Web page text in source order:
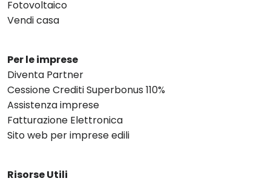
Fotovoltaico
Vendi casa
Per le imprese
Diventa Partner
Cessione Crediti Superbonus 110%
Assistenza imprese
Fatturazione Elettronica
Sito web per imprese edili
Risorse Utili